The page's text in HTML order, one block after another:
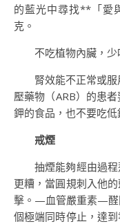
的藍光中尋找**「愛
克。
不吃植物內臟，
腎效能不正常或
壓藥物（ARB）的患
鉀的食品，也不要吃低
戒煙
抽煙能夠經由過
更糟，當圓規刺入他
擊。—血管嚴重素—醛
個極端同時停止，達